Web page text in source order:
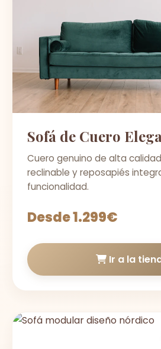
Sofá de Cuero
Cuero genuino de alta
reclinable y reposapiés
funcionalidad.
Desde 1.299€
Ir a la